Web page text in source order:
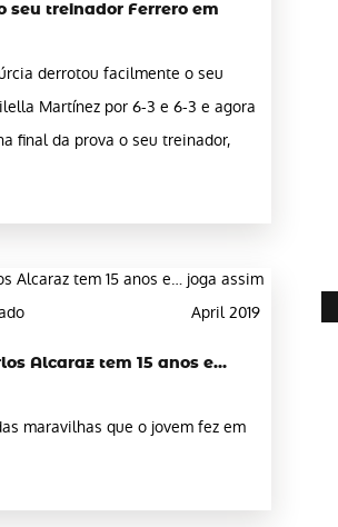
seu treinador Ferrero em
derrotou facilmente o seu
Martínez por 6-3 e 6-3 e agora
final da prova o seu treinador,
April 2019
Alcaraz tem 15 anos e…
maravilhas que o jovem fez em